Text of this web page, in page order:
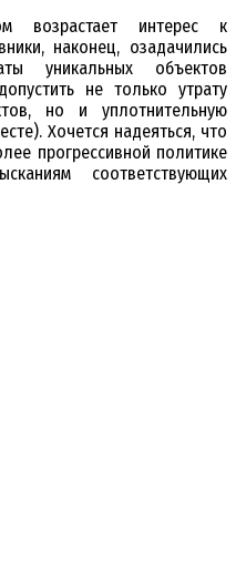
интерес к
наконец, озадачились
уникальных объектов
не только утрату
но и уплотнительную
Хочется надеяться, что
прогрессивной политике
соответствующих